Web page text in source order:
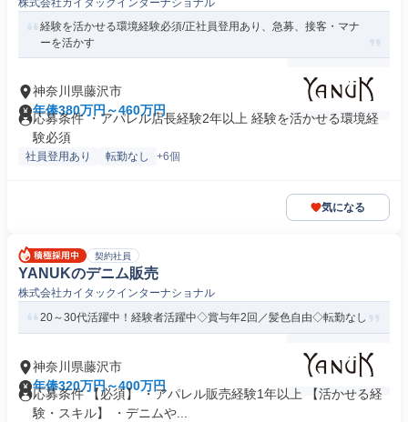
株式会社カイタックインターナショナル
経験を活かせる環境経験必須/正社員登用あり、急募、接客・マナ
ーを活かす
神奈川県藤沢市
年俸380万円～460万円
応募条件 ・アパレル店長経験2年以上 経験を活かせる環境経
験必須
社員登用あり 転勤なし +6個
気になる
契約社員
YANUKのデニム販売
株式会社カイタックインターナショナル
20～30代活躍中！経験者活躍中◇賞与年2回／髪色自由◇転勤なし
神奈川県藤沢市
年俸320万円～400万円
応募条件 【必須】 ・アパレル販売経験1年以上 【活かせる経
験・スキル】 ・デニムや...